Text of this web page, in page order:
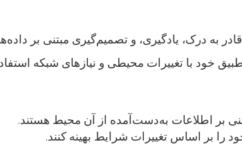
به درک، یادگیری، و تصمیم‌گیری مبتنی بر
خود با تغییرات محیطی و نیازهای شبکه
بر اطلاعات به‌دست‌آمده از آن محیط هستند.
را بر اساس تغییرات شرایط بهینه کنند.